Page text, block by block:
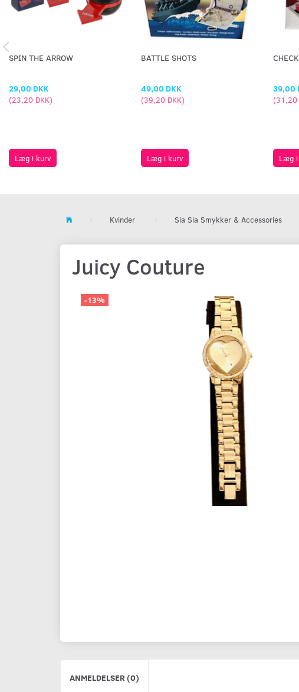
SPIN THE ARROW
29,00 DKK
(23,20 DKK)
Læg i kurv
BATTLE SHOTS
49,00 DKK
(39,20 DKK)
Læg i kurv
39,00
(31,20
Læg
Kvinder Sia Sia Smykker & Accessories
Juicy Couture
-13%
ANMELDELSER (0)